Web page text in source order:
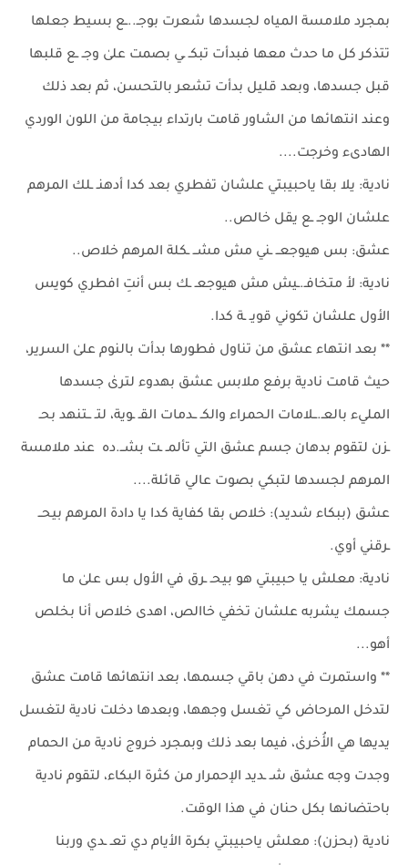
بمجرد ملامسة المياه لجسدها شعرت بوجـ..ـع بسيط جعلها
تتذكر كل ما حدث معها فبدأت تبكـ ـي بصمت علىٰ وجـ ـع قلبها
قبل جسدها، وبعد قليل بدأت تشعر بالتحسن، ثم بعد ذلك
وعند انتهائها من الشاور قامت بارتداء بيجامة من اللون الوردي
الهادىء وخرجت....
نادية: يلا بقا ياحبيبتي علشان تفطري بعد كدا أدهنـ ـلك المرهم
علشان الوجـ ـع يقل خالص..
عشق: بس هيوجعــ ـني مش مشــ ـكلة المرهم خلاص..
نادية: لأ متخافـ.ـيش مش هيوجعـ ـك بس أنتِ افطري كويس
الأول علشان تكوني قويـ ـة كدا.
** بعد انتهاء عشق من تناول فطورها بدأت بالنوم علىٰ السرير،
حيث قامت نادية برفع ملابس عشق بهدوء لترىٰ جسدها
المليء بالعـ.ــلامات الحمراء والكـ ــدمات القـ ـوية، لتـ ــتنهد بحـ
ـزن لتقوم بدهان جسم عشق التي تألمـ ـت بشــ.ده عند ملامسة
المرهم لجسدها لتبكي بصوت عالي قائلة....
عشق (ببكاء شديد): خلاص بقا كفاية كدا يا دادة المرهم بيحــ
ـرقني أوي.
نادية: معلش يا حبيبتي هو بيحـ ـرق في الأول بس علىٰ ما
جسمك يشربه علشان تخفي خاالص، اهدى خلاص أنا بخلص
أهو...
** واستمرت في دهن باقي جسمها، بعد انتهائها قامت عشق
لتدخل المرحاض كي تغسل وجهها، وبعدها دخلت نادية لتغسل
يديها هي الأُخرىٰ، فيما بعد ذلك وبمجرد خروج نادية من الحمام
وجدت وجه عشق شـ ـديد الإحمرار من كثرة البكاء، لتقوم نادية
باحتضانها بكل حنان في هذا الوقت.
نادية (بحزن): معلش ياحبيبتي بكرة الأيام دي تعـ ـدي وربنا